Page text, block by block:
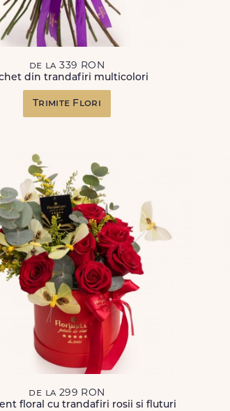
de la 339 RON
din trandafiri multicolori
Trimite Flori
de la 299 RON
floral cu trandafiri rosii si fluturi